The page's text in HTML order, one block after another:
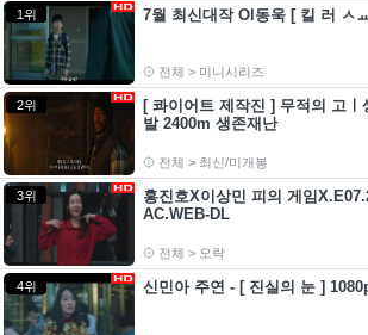
1위 7월 최신대작 Ol동욱 [ 킬 러 ㅅ
전체 > 미니시리즈
2위
[ 콰이어트 제작진 ] 무적의 고ㅣ
발 2400m 생존재난
전체 > 최신/미개봉
3위
홍진호X이상민 피의 게임
AC.WEB-DL
전체 > 오락
4위 신민아 주연 - [ 진실의 눈 ]